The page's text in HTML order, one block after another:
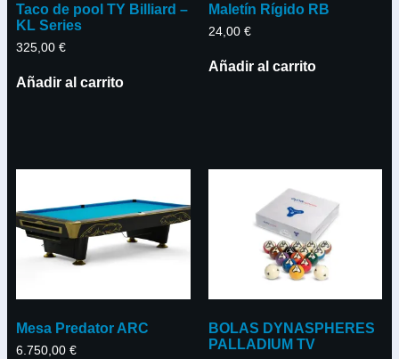
Taco de pool TY Billiard –
KL Series
325,00 €
Añadir al carrito
Maletín Rígido RB
24,00 €
Añadir al carrito
Mesa Predator ARC
6.750,00 €
BOLAS DYNASPHERES
PALLADIUM TV